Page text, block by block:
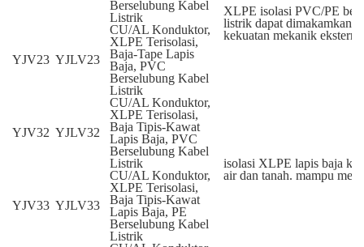
Berselubung Kabel
Listrik
XLPE isolasi PVC/PE
listrik dapat dimakamkan
kekuatan mekanik
YJV23 YJLV23
CU/AL Konduktor,
XLPE Terisolasi,
Baja-Tape Lapis
Baja, PVC
Berselubung Kabel
Listrik
YJV32 YJLV32
CU/AL Konduktor,
XLPE Terisolasi,
Baja Tipis-Kawat
Lapis Baja, PVC
Berselubung Kabel
Listrik
isolasi XLPE lapis baja
air dan tanah. mampu
YJV33 YJLV33
CU/AL Konduktor,
XLPE Terisolasi,
Baja Tipis-Kawat
Lapis Baja, PE
Berselubung Kabel
Listrik